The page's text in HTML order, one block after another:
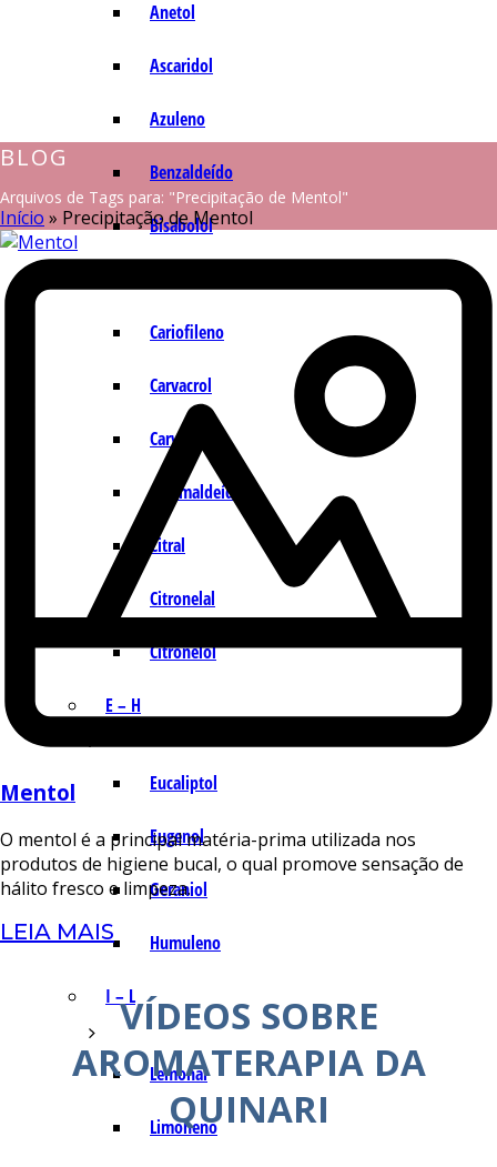
Anetol
Ascaridol
Azuleno
Benzaldeído
Bisabolol
Cariofileno
Carvacrol
Carvona
Cinamaldeído
Citral
Citronelal
Citronelol
E – H
Eucaliptol
Eugenol
Geraniol
Humuleno
I – L
Lemonal
Limoneno
BLOG
Arquivos de Tags para: "Precipitação de Mentol"
Início » Precipitação de Mentol
Mentol
O mentol é a principal matéria-prima utilizada nos
produtos de higiene bucal, o qual promove sensação de
hálito fresco e limpeza.
LEIA MAIS
VÍDEOS SOBRE
AROMATERAPIA DA
QUINARI